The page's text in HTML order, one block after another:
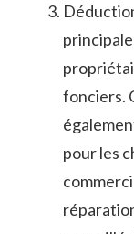
⁢fonciers.
pour les